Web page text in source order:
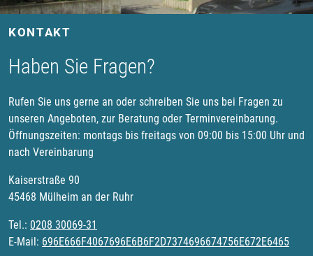
KONTAKT
Haben Sie Fragen?
Rufen Sie uns gerne an oder schreiben Sie uns bei Fragen zu
unseren Angeboten, zur Beratung oder Terminvereinbarung.
Öffnungszeiten: montags bis freitags von 09:00 bis 15:00 Uhr und
nach Vereinbarung
Kaiserstraße 90
45468 Mülheim an der Ruhr
Tel.: 0208 30069-31
E-Mail: 696E666F4067696E6B6F2D7374696674756E672E6465